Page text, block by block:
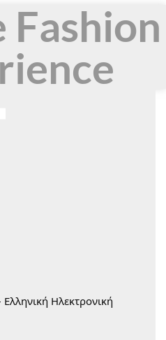
Fashion
Ηλεκτρονική